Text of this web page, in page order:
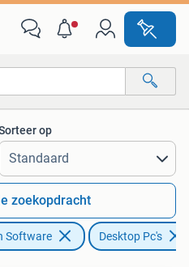
op
zoekopdracht
Software Desktop Pc's